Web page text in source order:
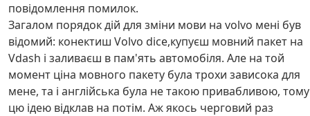
повідомлення помилок.
Загалом порядок дій для зміни мови на volvo мені був
відомий: конектиш Volvo dice,купуєш мовний пакет на
Vdash і заливаєш в пам'ять автомобіля. Але на той
момент ціна мовного пакету була трохи зависока для
мене, та і англійська була не такою привабливою, тому
цю ідею відклав на потім. Аж якось черговий раз